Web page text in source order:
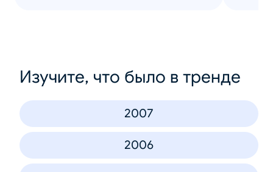
Изучите, что было в тренде
2007
2006